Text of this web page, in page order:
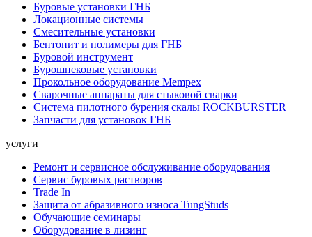
Буровые установки ГНБ
Локационные системы
Смесительные установки
Бентонит и полимеры для ГНБ
Буровой инструмент
Бурошнековые установки
Прокольное оборудование Mempex
Сварочные аппараты для стыковой сварки
Система пилотного бурения скалы ROCKBURSTER
Запчасти для установок ГНБ
услуги
Ремонт и сервисное обслуживание оборудования
Сервис буровых растворов
Trade In
Защита от абразивного износа TungStuds
Обучающие семинары
Оборудование в лизинг